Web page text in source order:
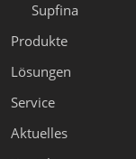
Supfina
Produkte
Lösungen
Service
Aktuelles